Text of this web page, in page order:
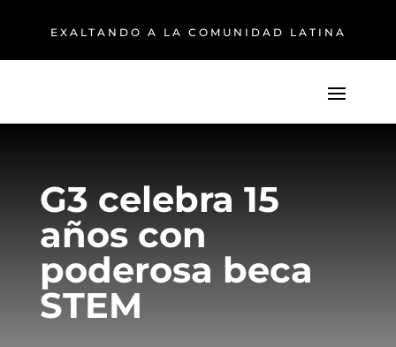
EXALTANDO A LA COMUNIDAD LATINA
G3 celebra 15
años con
poderosa beca
STEM